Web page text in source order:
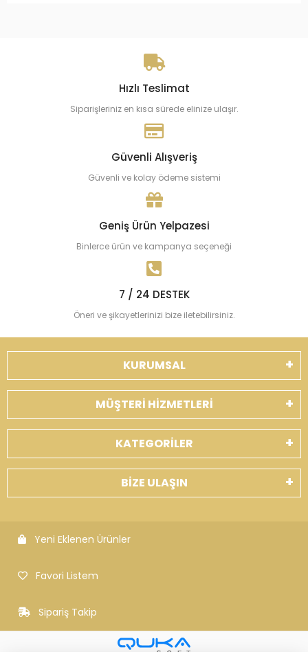
Hızlı Teslimat
Siparişleriniz en kısa sürede elinize ulaşır.
Güvenli Alışveriş
Güvenli ve kolay ödeme sistemi
Geniş Ürün Yelpazesi
Binlerce ürün ve kampanya seçeneği
7 / 24 DESTEK
Öneri ve şikayetlerinizi bize iletebilirsiniz.
KURUMSAL
MÜŞTERİ HİZMETLERİ
KATEGORİLER
BİZE ULAŞIN
Yeni Eklenen Ürünler
Favori Listem
Sipariş Takip